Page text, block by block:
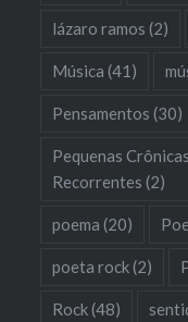
lázaro ramos (2)
Música (41)
Pensamentos (30)
Pequenas
Recorrentes (2)
poema (20)
poeta rock(2)
Rock(48)